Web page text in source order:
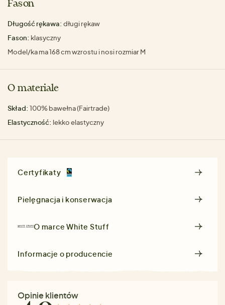
Fason
Długość rękawa: długi rękaw
Fason: klasyczny
Model/ka ma 168 cm wzrostu i nosi rozmiar M
O materiale
Skład: 100% bawełna (Fairtrade)
Elastyczność: lekko elastyczny
Certyfikaty
Pielęgnacja i konserwacja
O marceWhite Stuff
Informacje o producencie
Opinie klientów